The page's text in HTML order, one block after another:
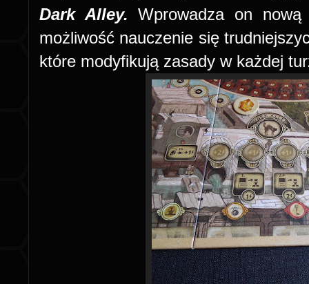
Dark Alley.Wprowadza on
możliwość nauczenie się
które modyfikują zasady w każdej